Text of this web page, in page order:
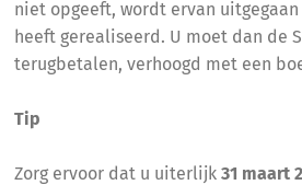
niet opgeeft, wordt ervan uitgegaan
heeft gerealiseerd. U moet dan de
terugbetalen, verhoogd met een
Tip
Zorg ervoor dat u uiterlijk31 maart